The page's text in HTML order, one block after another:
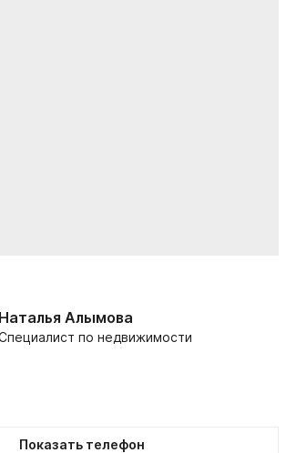
Наталья Алымова
по недвижимости
Показать телефон